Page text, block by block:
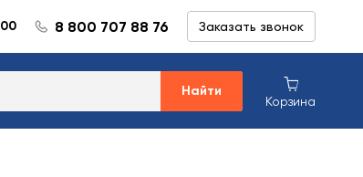
8 800 707 88 76 Заказать звонок
Найти
Корзина